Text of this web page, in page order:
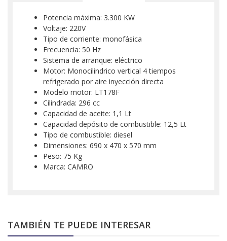
Potencia máxima: 3.300 KW
Voltaje: 220V
Tipo de corriente: monofásica
Frecuencia: 50 Hz
Sistema de arranque: eléctrico
Motor: Monocilindrico vertical 4 tiempos
refrigerado por aire inyección directa
Modelo motor: LT178F
Cilindrada: 296 cc
Capacidad de aceite: 1,1 Lt
Capacidad depósito de combustible: 12,5 Lt
Tipo de combustible: diesel
Dimensiones: 690 x 470 x 570 mm
Peso: 75 Kg
Marca: CAMRO
TAMBIÉN TE PUEDE INTERESAR